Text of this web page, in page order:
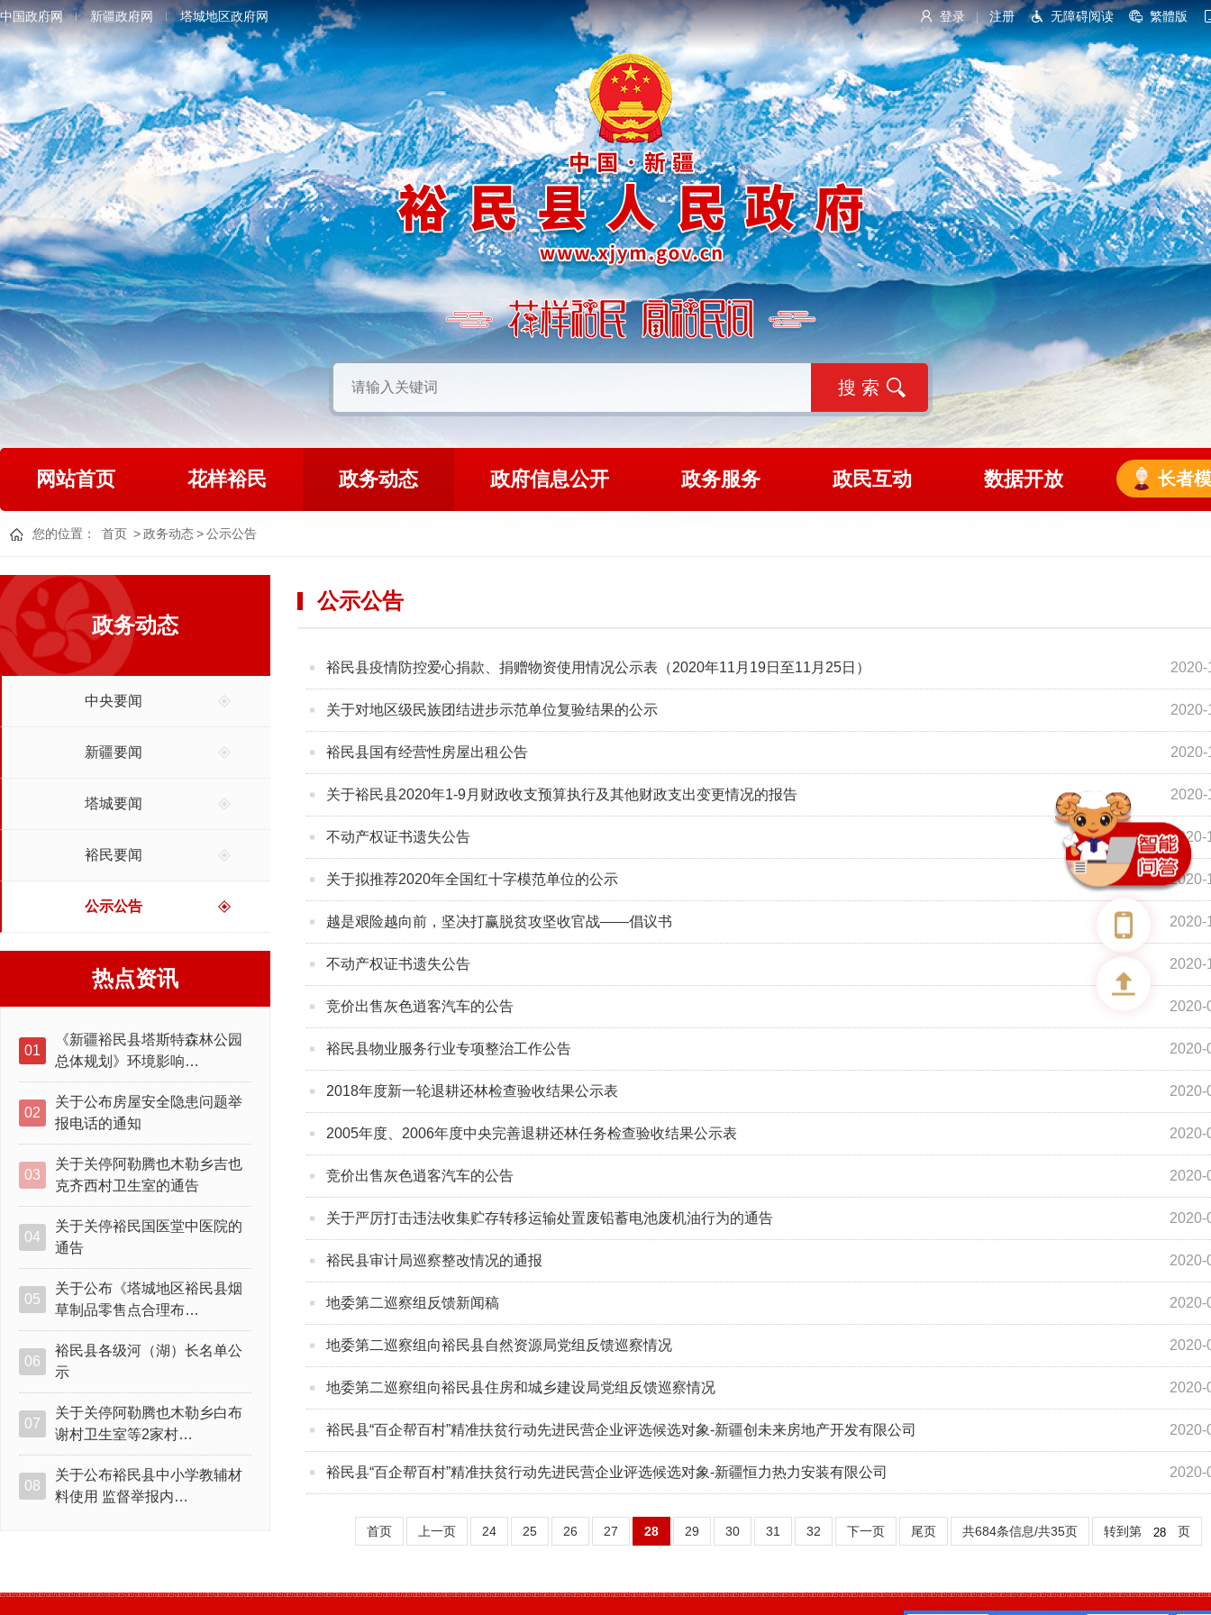
登录 注册 无障碍阅读 繁體版
中国政府网 新疆政府网 塔城地区政府网
网站首页 花样裕民 政务动态 政府信息公开 政务服务 政民互动 数据开放 长者
您的位置： 首页 >政务动态>公示公告
政务动态
中央要闻
新疆要闻
塔城要闻
裕民要闻
公示公告
热点资讯
01
《新疆裕民县塔斯特森林公园
总体规划》环境影响…
02
关于公布房屋安全隐患问题举
报电话的通知
03
关于关停阿勒腾也木勒乡吉也
克齐西村卫生室的通告
04
关于关停裕民国医堂中医院的
通告
05
关于公布《塔城地区裕民县烟
草制品零售点合理布…
06
裕民县各级河（湖）长名单公
示
07
关于关停阿勒腾也木勒乡白布
谢村卫生室等2家村…
08
关于公布裕民县中小学教辅材
料使用 监督举报内…
公示公告
2020-
裕民县疫情防控爱心捐款、捐赠物资使用情况公示表（2020年11月19日至11月25日）
2020-
关于对地区级民族团结进步示范单位复验结果的公示
2020-
裕民县国有经营性房屋出租公告
2020-
关于裕民县2020年1-9月财政收支预算执行及其他财政支出变更情况的报告
2020-
不动产权证书遗失公告
2020-
关于拟推荐2020年全国红十字模范单位的公示
2020-
越是艰险越向前，坚决打赢脱贫攻坚收官战——倡议书
2020-
不动产权证书遗失公告
2020-
竞价出售灰色逍客汽车的公告
2020-
裕民县物业服务行业专项整治工作公告
2020-
2018年度新一轮退耕还林检查验收结果公示表
2020-
2005年度、2006年度中央完善退耕还林任务检查验收结果公示表
2020-
竞价出售灰色逍客汽车的公告
2020-
关于严厉打击违法收集贮存转移运输处置废铅蓄电池废机油行为的通告
2020-
裕民县审计局巡察整改情况的通报
2020-
地委第二巡察组反馈新闻稿
2020-
地委第二巡察组向裕民县自然资源局党组反馈巡察情况
2020-
地委第二巡察组向裕民县住房和城乡建设局党组反馈巡察情况
2020-
裕民县“百企帮百村”精准扶贫行动先进民营企业评选候选对象-新疆创未来房地产开发有限公司
2020-
裕民县“百企帮百村”精准扶贫行动先进民营企业评选候选对象-新疆恒力热力安装有限公司
首页 上一页 24 25 26 27 28 29 30 31 32 下一页 尾页 共684条信息/共35页 转到第 页